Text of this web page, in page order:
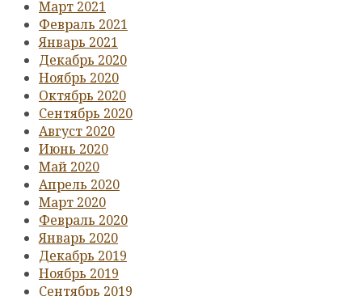
Март 2021
Февраль 2021
Январь 2021
Декабрь 2020
Ноябрь 2020
Октябрь 2020
Сентябрь 2020
Август 2020
Июнь 2020
Май 2020
Апрель 2020
Март 2020
Февраль 2020
Январь 2020
Декабрь 2019
Ноябрь 2019
Сентябрь 2019